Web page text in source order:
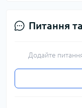
Питання
Додайте